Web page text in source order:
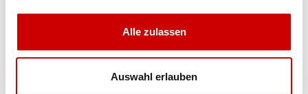
Alle zulassen
Auswahl erlauben
Produktbeschreibung